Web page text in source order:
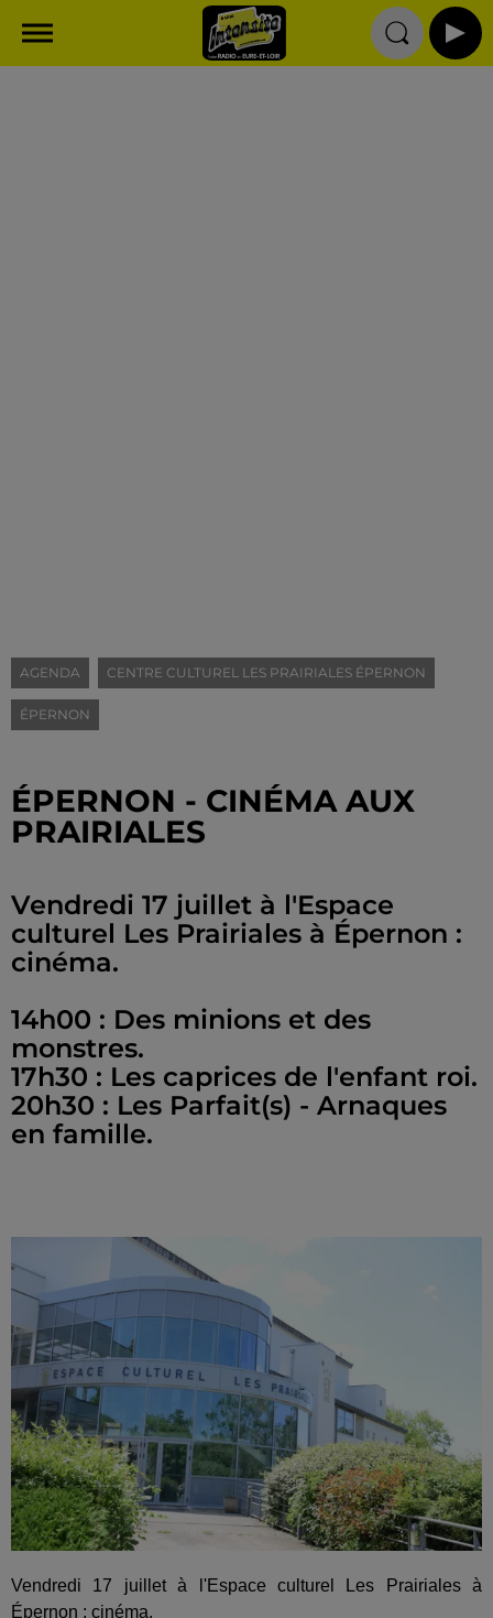
AGENDA CENTRE CULTUREL LES PRAIRIALES ÉPERNON
ÉPERNON
ÉPERNON - CINÉMA AUX
PRAIRIALES
Vendredi 17 juillet à l'Espace
culturel Les Prairiales à Épernon :
cinéma.
14h00 : Des minions et des
monstres.
17h30 : Les caprices de l'enfant roi.
20h30 : Les Parfait(s) - Arnaques
en famille.
Vendredi 17 juillet à l'Espace culturel Les Prairiales à
Épernon : cinéma.